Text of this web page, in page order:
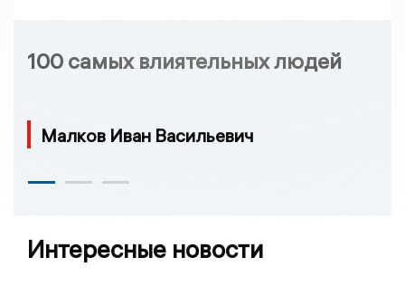
100 самых влиятельных людей
Малков Иван Васильевич
Интересные новости